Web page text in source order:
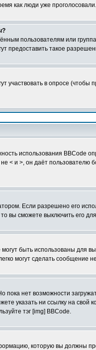
как люди уже проголосовали.
пользователям или
предоставить такое
участвовать в опросе
использования BBCode
< и >, он даёт
Если разрешено его
вы сможете выключить его
быть использованы для
могут сделать
пока нет возможности
указать ни ссылку на
тэг [img] BBCode.
которую вы должны